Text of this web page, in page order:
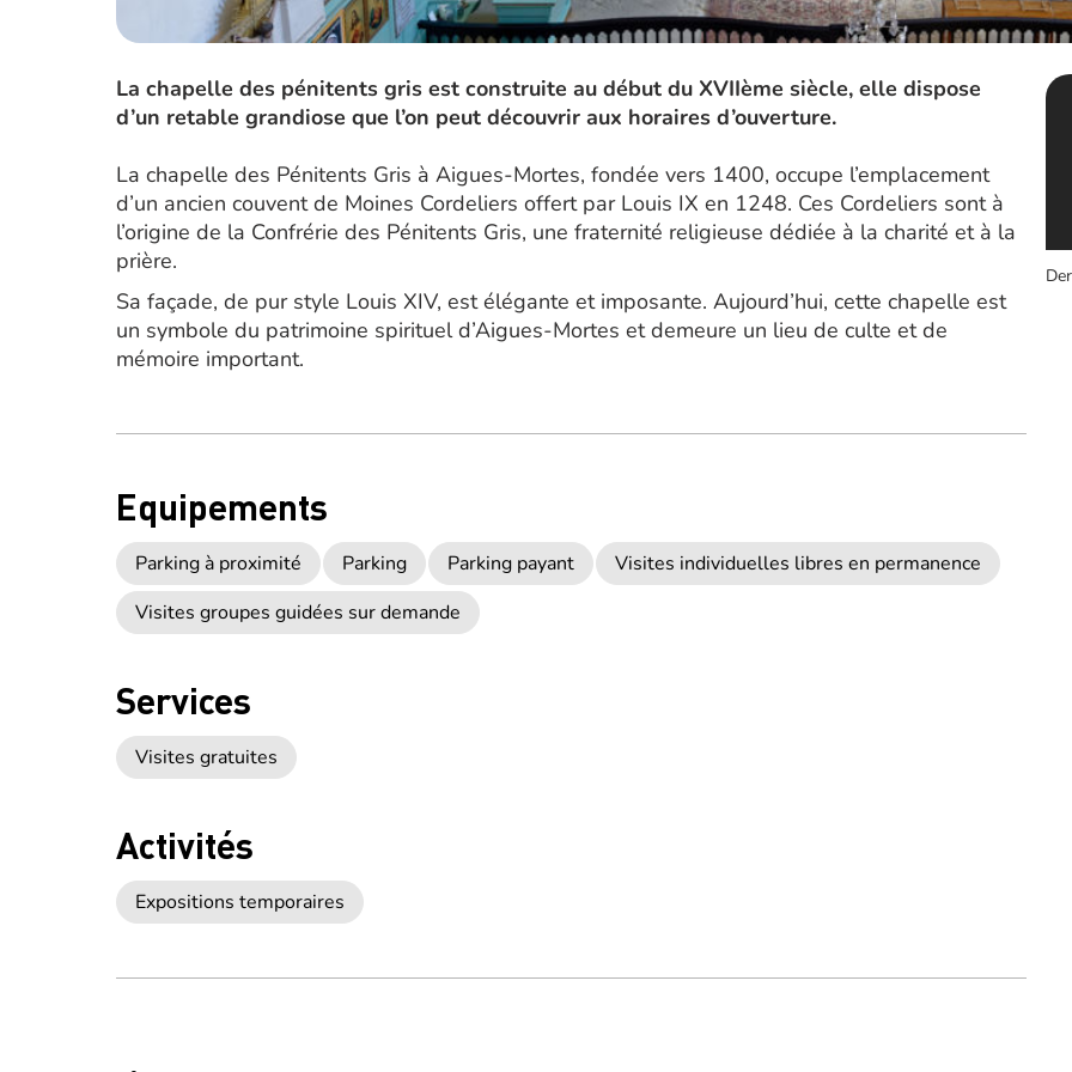
La chapelle des pénitents gris est construite au début du XVIIème siècle, elle dispose
d’un retable grandiose que l’on peut découvrir aux horaires d’ouverture.
La chapelle des Pénitents Gris à Aigues-Mortes, fondée vers 1400, occupe l’emplacement
d’un ancien couvent de Moines Cordeliers offert par Louis IX en 1248. Ces Cordeliers sont à
l’origine de la Confrérie des Pénitents Gris, une fraternité religieuse dédiée à la charité et à la
prière.
Sa façade, de pur style Louis XIV, est élégante et imposante. Aujourd’hui, cette chapelle est
un symbole du patrimoine spirituel d’Aigues-Mortes et demeure un lieu de culte et de
mémoire important.
Equipements
Parking à proximité Parking Parking payant
Visites individuelles libres en permanence
Visites groupes guidées sur demande
Services
Visites gratuites
Activités
Expositions temporaires